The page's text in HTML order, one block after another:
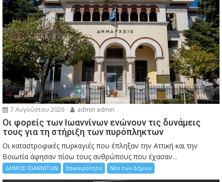
7 Αυγούστου 2026 admin admin
Οι φορείς των Ιωαννίνων ενώνουν τις δυνάμεις
τους για τη στήριξη των πυρόπληκτων
Οι καταστροφικές πυρκαγιές που έπληξαν την Αττική και την
Bοιωτία άφησαν πίσω τους ανθρώπους που έχασαν...
ΔΗΜΟΣ ΙΩΑΝΝΙΤΩΝ Επικαιρότητα Νέα των Δήμων